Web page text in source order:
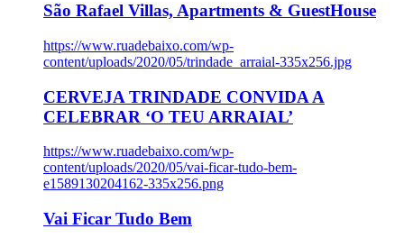
São Rafael Villas, Apartments & GuestHouse
https://www.ruadebaixo.com/wp-
content/uploads/2020/05/trindade_arraial-335x256.jpg
CERVEJA TRINDADE CONVIDA A
CELEBRAR ‘O TEU ARRAIAL’
https://www.ruadebaixo.com/wp-
content/uploads/2020/05/vai-ficar-tudo-bem-
e1589130204162-335x256.png
Vai Ficar Tudo Bem